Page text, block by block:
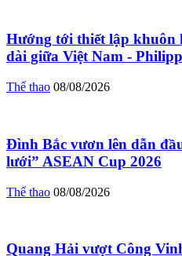
Hướng tới thiết lập khuôn
dài giữa Việt Nam -
Thể thao 08/08/2026
Đình Bắc vươn lên dẫn
lưới” ASEAN Cup 2026
Thể thao 08/08/2026
Quang Hải vượt Công